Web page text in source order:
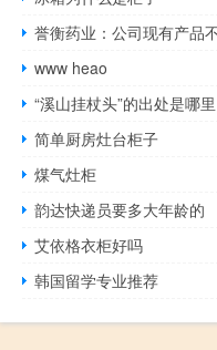
誉衡药业：公司现有产品
www heao
“溪山挂杖头”的出处是哪里
简单厨房灶台柜子
煤气灶柜
韵达快递员要多大年龄的
艾依格衣柜好吗
韩国留学专业推荐